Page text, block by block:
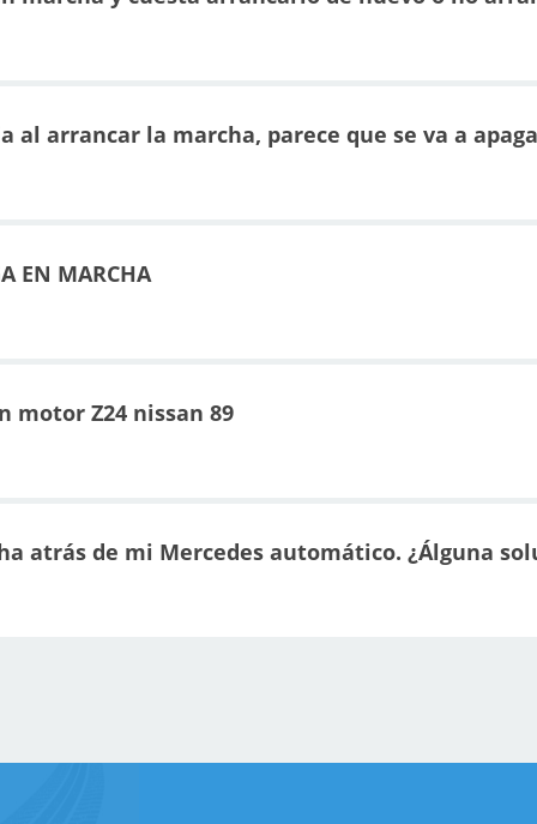
al arrancar la marcha, parece que se va a
EN MARCHA
motor Z24 nissan 89
atrás de mi Mercedes automático. ¿Álguna